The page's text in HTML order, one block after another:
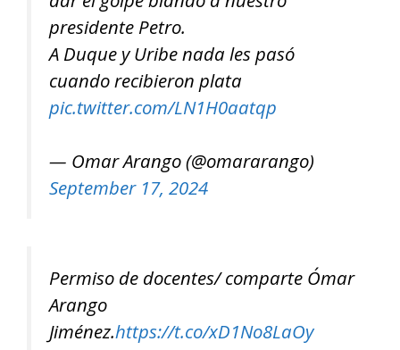
presidente Petro.
A Duque y Uribe nada les pasó
cuando recibieron plata
pic.twitter.com/LN1H0aatqp
— Omar Arango (@omararango)
September 17, 2024
Permiso de docentes/ comparte Ómar
Arango
Jiménez.https://t.co/xD1No8LaOy